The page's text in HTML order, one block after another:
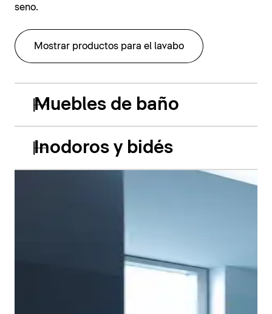
seno.
Mostrar productos para el lavabo
Muebles de baño
Inodoros y bidés